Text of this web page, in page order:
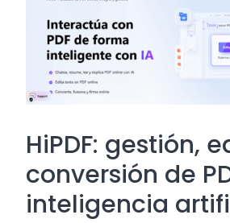
HiPDF: gestión,
conversión de
inteligencia